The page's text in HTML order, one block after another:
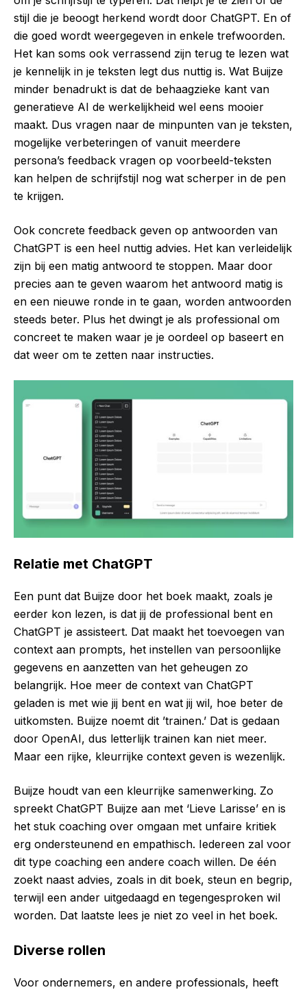
stijl die je beoogt herkend wordt door ChatGPT. En of
die goed wordt weergegeven in enkele trefwoorden.
Het kan soms ook verrassend zijn terug te lezen wat
je kennelijk in je teksten legt dus nuttig is. Wat Buijze
minder benadrukt is dat de behaagzieke kant van
generatieve AI de werkelijkheid wel eens mooier
maakt. Dus vragen naar de minpunten van je teksten,
mogelijke verbeteringen of vanuit meerdere
persona’s feedback vragen op voorbeeld-teksten
kan helpen de schrijfstijl nog wat scherper in de pen
te krijgen.
Ook concrete feedback geven op antwoorden van
ChatGPT is een heel nuttig advies. Het kan verleidelijk
zijn bij een matig antwoord te stoppen. Maar door
precies aan te geven waarom het antwoord matig is
en een nieuwe ronde in te gaan, worden antwoorden
steeds beter. Plus het dwingt je als professional om
concreet te maken waar je je oordeel op baseert en
dat weer om te zetten naar instructies.
Relatie met ChatGPT
Een punt dat Buijze door het boek maakt, zoals je
eerder kon lezen, is dat jij de professional bent en
ChatGPT je assisteert. Dat maakt het toevoegen van
context aan prompts, het instellen van persoonlijke
gegevens en aanzetten van het geheugen zo
belangrijk. Hoe meer de context van ChatGPT
geladen is met wie jij bent en wat jij wil, hoe beter de
uitkomsten. Buijze noemt dit ’trainen.’ Dat is gedaan
door OpenAI, dus letterlijk trainen kan niet meer.
Maar een rijke, kleurrijke context geven is wezenlijk.
Buijze houdt van een kleurrijke samenwerking. Zo
spreekt ChatGPT Buijze aan met ‘Lieve Larisse’ en is
het stuk coaching over omgaan met unfaire kritiek
erg ondersteunend en empathisch. Iedereen zal voor
dit type coaching een andere coach willen. De één
zoekt naast advies, zoals in dit boek, steun en begrip,
terwijl een ander uitgedaagd en tegengesproken wil
worden. Dat laatste lees je niet zo veel in het boek.
Diverse rollen
Voor ondernemers, en andere professionals, heeft